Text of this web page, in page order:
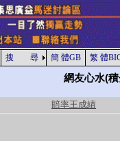
搜 尋 簡 體GB 繁 體
網友心水(
賠率王成績